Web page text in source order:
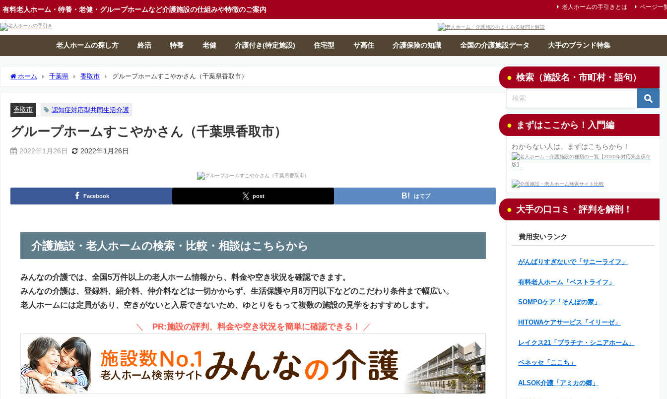
有料老人ホーム・特養・老健・グループホームなど介護施設の仕組みや特徴のご案内 老人ホームの手引きとは ページ一
老人ホームの探し方 終活 特養 老健 介護付き(特定施設) 住宅型 サ高住 介護保険の知識 全国の介護施設データ 大手のブランド特集
ホーム 千葉県 香取市 グループホームすこやかさん（千葉県香取市）
香取市 認知症対応型共同生活介護
グループホームすこやかさん（千葉県香取市）
2022年1月26日 2022年1月26日
Facebook post はてブ
介護施設・老人ホームの検索・比較・相談はこちらから
みんなの介護では、全国5万件以上の老人ホーム情報から、料金や空き状況を確認できます。
みんなの介護は、登録料、紹介料、仲介料などは一切かからず、生活保護や月8万円以下などのこだわり条件まで幅広い。
老人ホームには定員があり、空きがないと入居できないため、ゆとりをもって複数の施設の見学をおすすめします。
＼ PR:施設の評判、料金や空き状況を簡単に確認できる！ ／
検索（施設名・市町村・語句）
まずはここから！入門編
わからない人は、まずはこちらから！
大手の口コミ・評判を解剖！
費用安いランク
がんばりすぎないで「サニーライフ」
有料老人ホーム「ベストライフ」
SOMPOケア「そんぽの家」
HITOWAケアサービス「イリーゼ」
レイクス21「プラチナ・シニアホーム」
ベネッセ「ここち」
ALSOK介護「アミカの郷」